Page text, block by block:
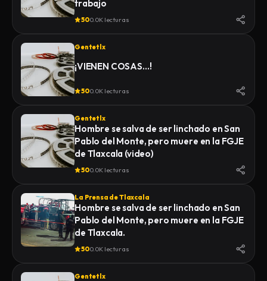
INSTITUTO DE CIENCIAS FORENSES
(INCIFO), DONDE SE REALIZARÍAN EL
CORRESPONDIENTE
trabajo
500.0K lecturas
Gentetlx
¡VIENEN COSAS…!
500.0K lecturas
Gentetlx
Hombre se salva de ser linchado en San
Pablo del Monte, pero muere en la FGJE
de Tlaxcala (video)
500.0K lecturas
La Prensa de Tlaxcala
Hombre se salva de ser linchado en San
Pablo del Monte, pero muere en la FGJE
de Tlaxcala.
500.0K lecturas
Gentetlx